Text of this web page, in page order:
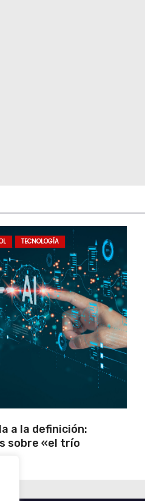
TECNOLOGÍA
a la definición:
sobre «el trío